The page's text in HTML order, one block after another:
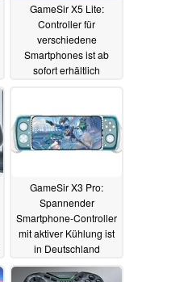
GameSir X5 Lite:
Controller für
verschiedene
Smartphones ist ab
sofort erhältlich
GameSir X3 Pro:
Spannender
Smartphone-Controller
mit aktiver Kühlung ist
in Deutschland
erhältlich05.12.2024